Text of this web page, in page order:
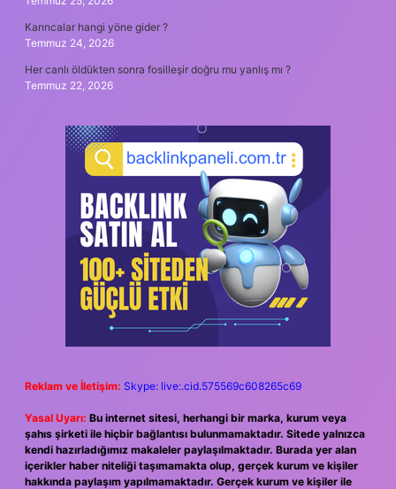
Karıncalar hangi yöne gider ?
Temmuz 24, 2026
Her canlı öldükten sonra fosilleşir doğru mu yanlış mı ?
Temmuz 22, 2026
Reklam ve İletişim: Skype: live:.cid.575569c608265c69
Yasal Uyarı: Bu internet sitesi, herhangi bir marka, kurum veya
şahıs şirketi ile hiçbir bağlantısı bulunmamaktadır. Sitede yalnızca
kendi hazırladığımız makaleler paylaşılmaktadır. Burada yer alan
içerikler haber niteliği taşımamakta olup, gerçek kurum ve kişiler
hakkında paylaşım yapılmamaktadır. Gerçek kurum ve kişiler ile